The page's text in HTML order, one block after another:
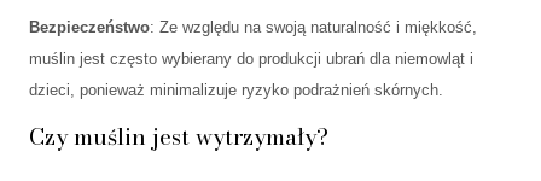
Bezpieczeństwo: Ze względu na swoją naturalność i miękkość,
muślin jest często wybierany do produkcji ubrań dla niemowląt i
dzieci, ponieważ minimalizuje ryzyko podrażnień skórnych.
Czy muślin jest wytrzymały?